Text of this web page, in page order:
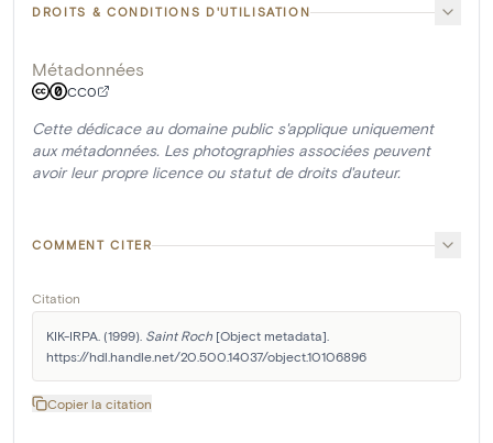
DROITS & CONDITIONS D'UTILISATION
Métadonnées
CC0
Cette dédicace au domaine public s'applique uniquement
aux métadonnées. Les photographies associées peuvent
avoir leur propre licence ou statut de droits d'auteur.
COMMENT CITER
Citation
KIK-IRPA. (1999). Saint Roch [Object metadata].
https://hdl.handle.net/20.500.14037/object.10106896
Copier la citation